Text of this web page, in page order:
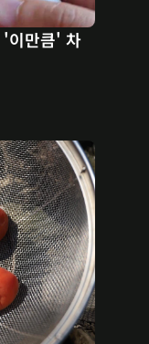
'이만큼' 차